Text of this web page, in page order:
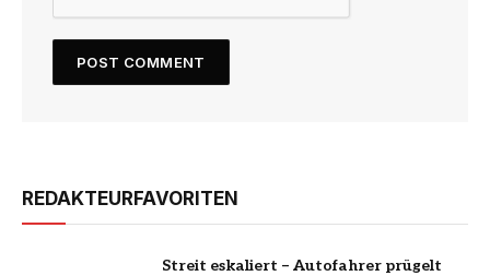
REDAKTEURFAVORITEN
Streit eskaliert – Autofahrer prügelt